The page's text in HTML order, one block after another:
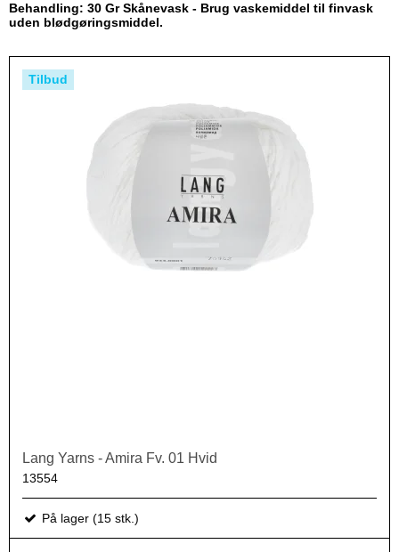
Behandling: 30 Gr Skånevask - Brug vaskemiddel til finvask
uden blødgøringsmiddel.
Tilbud
Lang Yarns - Amira Fv. 01 Hvid
13554
På lager (15 stk.)